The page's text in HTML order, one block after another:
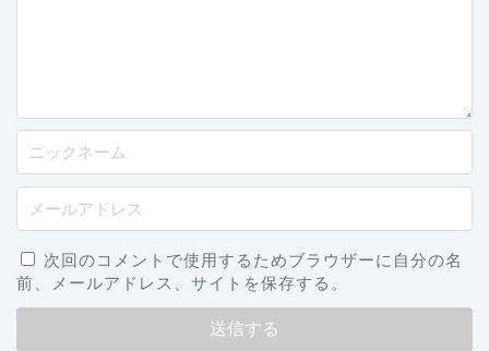
次回のコメントで使用するためブラウザーに自分の名
前、メールアドレス、サイトを保存する。